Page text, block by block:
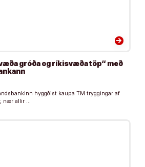
arrow_forward
gróða og ríkisvæða töp“ með
hyggðist kaupa TM tryggingar af
nær allir …